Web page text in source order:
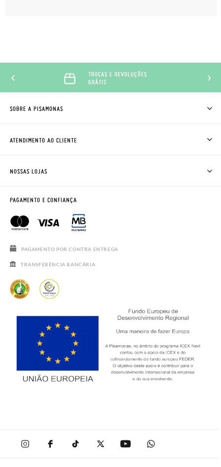
TROCAS E DEVOLUÇÕES
GRÁTIS
SOBRE A PISAMONAS
AVISO LEGAL, PRIVACIDADE E COOKIES
SALDOS
ATENDIMENTO AO CLIENTE
HORÁRIO
PERGUNTAS FREQUENTES
NOSSAS LOJAS
PAGAMENTO E CONFIANÇA
PAGAMENTO POR CONTRA ENTREGA
TRANSFERÊNCIA BANCÁRIA